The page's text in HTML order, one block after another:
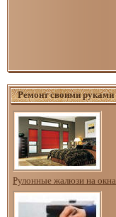
Ремонт своими руками
Рулонные жалюзи на окна